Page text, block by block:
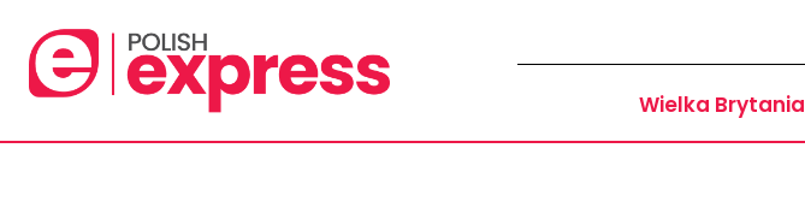
Wielka Brytania